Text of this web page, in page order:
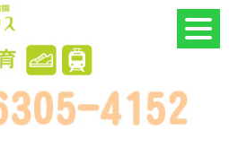
ーカリハウス